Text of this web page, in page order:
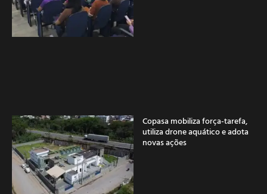
Copasa mobiliza força-tarefa,
utiliza drone aquático e adota
novas ações